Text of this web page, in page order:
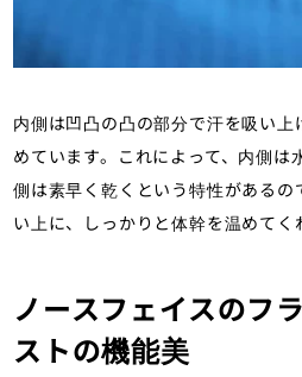
内側は凹凸の凸の部分で汗を吸い
めています。これによって、内側は
側は素早く乾くという特性があるの
い上に、しっかりと体幹を温めてく
ノースフェイスのフ
ストの機能美